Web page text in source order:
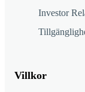
Investor
Villkor